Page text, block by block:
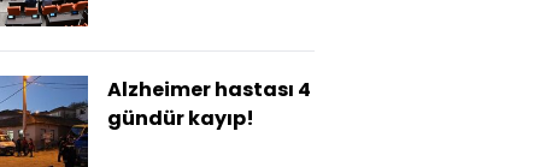
Alzheimer hastası 4
gündür kayıp!